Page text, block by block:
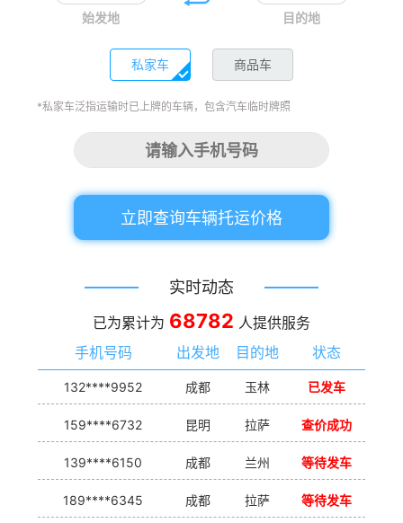
始发地 目的地
私家车 商品车
*私家车泛指运输时已上牌的车辆，包含汽车临时牌照
立即查询车辆托运价格
实时动态
已为累计为 68782 人提供服务
手机号码
出发地 目的地 状态
132****9952 成都 玉林 已发车
159****6732 昆明 拉萨 查价成功
139****6150 成都 兰州 等待发车
189****6345 成都 拉萨 等待发车